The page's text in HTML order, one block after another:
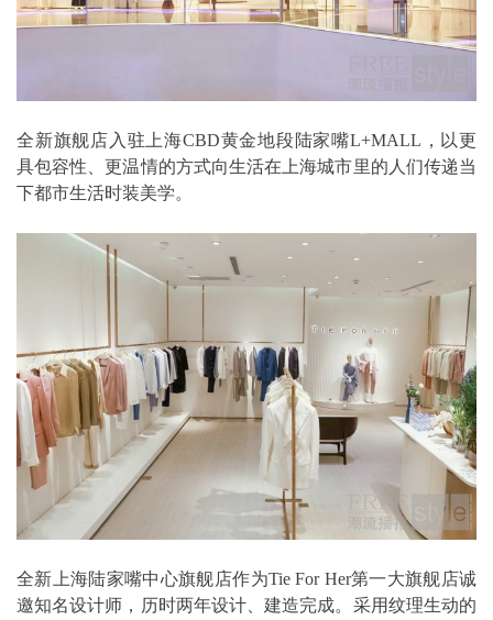
全新旗舰店入驻上海CBD黄金地段陆家嘴L+MALL，以更
具包容性、更温情的方式向生活在上海城市里的人们传递当
下都市生活时装美学。
全新上海陆家嘴中心旗舰店作为Tie For Her第一大旗舰店诚
邀知名设计师，历时两年设计、建造完成。采用纹理生动的